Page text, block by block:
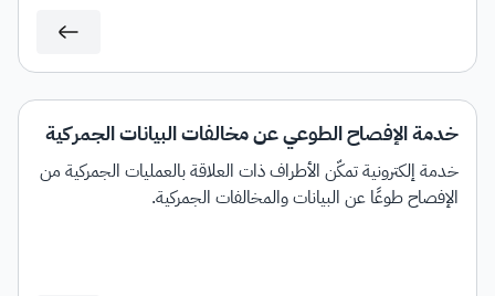
خدمة الإفصاح الطوعي عن مخالفات البيانات الجمركية
خدمة إلكترونية تمكّن الأطراف ذات العلاقة بالعمليات الجمركية من
الإفصاح طوعًا عن البيانات والمخالفات الجمركية.